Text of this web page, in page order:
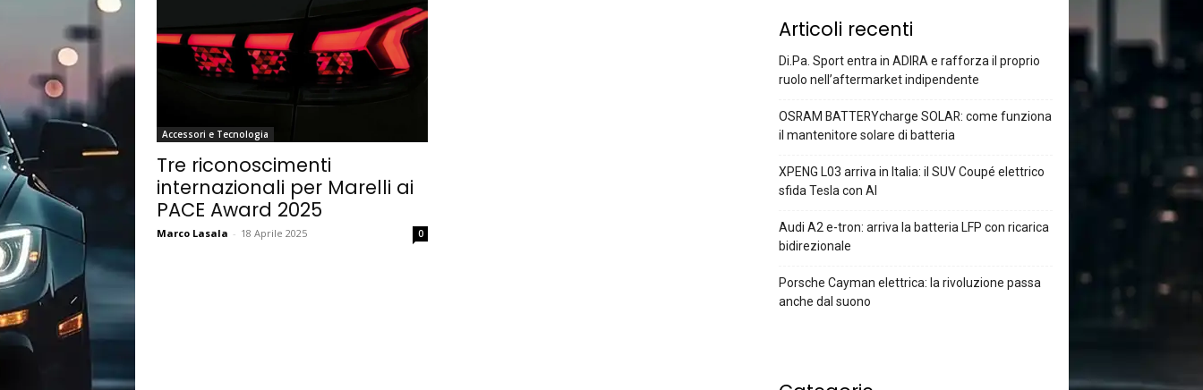
Accessori e Tecnologia
Tre riconoscimenti
internazionali per Marelli ai
PACE Award 2025
Marco Lasala - 18 Aprile 2025 0
Articoli recenti
Di.Pa. Sport entra in ADIRA e rafforza il proprio
ruolo nell’aftermarket indipendente
OSRAM BATTERYcharge SOLAR: come funziona
il mantenitore solare di batteria
XPENG L03 arriva in Italia: il SUV Coupé elettrico
sfida Tesla con AI
Audi A2 e-tron: arriva la batteria LFP con ricarica
bidirezionale
Porsche Cayman elettrica: la rivoluzione passa
anche dal suono